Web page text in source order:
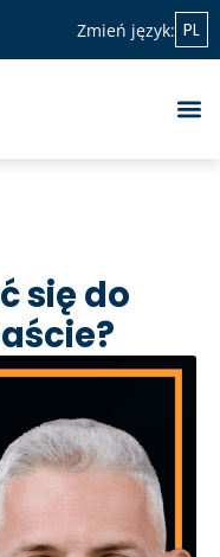
Zmień język: PL
się do